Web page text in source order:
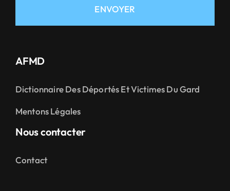
ENVOYER
AFMD
Dictionnaire Des Déportés Et Victimes Du Gard
Mentons Légales
Nous contacter
Contact